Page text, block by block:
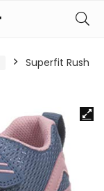
Superfit Rush